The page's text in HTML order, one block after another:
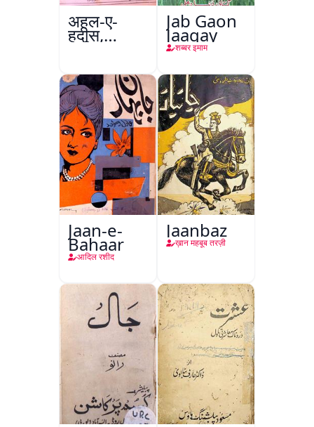
अहल-ए-
हदीस,
फ़रीदाबाद
Jab Gaon
Jaagay
शब्बर इमाम
Jaan-e-
Bahaar
आदिल रशीद
Jaanbaz
ख़ान महबूब तरज़ी